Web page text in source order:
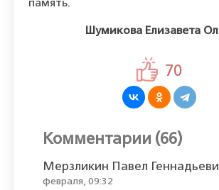
память.
Шумикова Елизавета
70
Комментарии (66)
Мерзликин Павел
февраля, 09:32